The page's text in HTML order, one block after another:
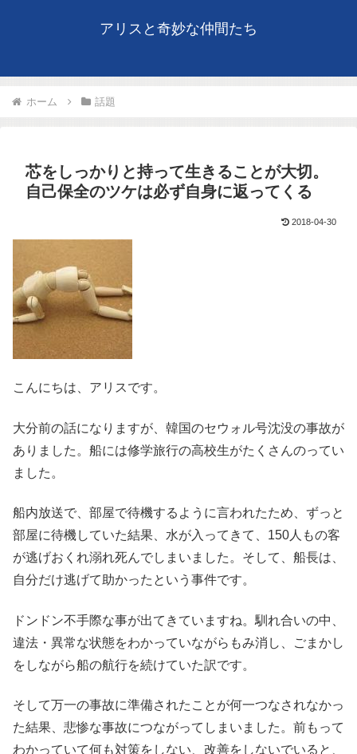
アリスと奇妙な仲間たち
ホーム 話題
芯をしっかりと持って生きることが大切。
自己保全のツケは必ず自身に返ってくる
2018-04-30
こんにちは、アリスです。
大分前の話になりますが、韓国のセウォル号沈没の事故が
ありました。船には修学旅行の高校生がたくさんのってい
ました。
船内放送で、部屋で待機するように言われたため、ずっと
部屋に待機していた結果、水が入ってきて、150人もの客
が逃げおくれ溺れ死んでしまいました。そして、船長は、
自分だけ逃げて助かったという事件です。
ドンドン不手際な事が出てきていますね。馴れ合いの中、
違法・異常な状態をわかっていながらもみ消し、ごまかし
をしながら船の航行を続けていた訳です。
そして万一の事故に準備されたことが何一つなされなかっ
た結果、悲惨な事故につながってしまいました。前もって
わかっていて何も対策をしない、改善をしないでいると、